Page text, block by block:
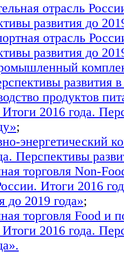
отрасль
развития до
отрасль
развития до
развития
продуктов
2016 года.
;
энергетический
Перспективы
торговля Non-
Итоги 2016
до 2019 года»;
торговля Food и
2016 года.